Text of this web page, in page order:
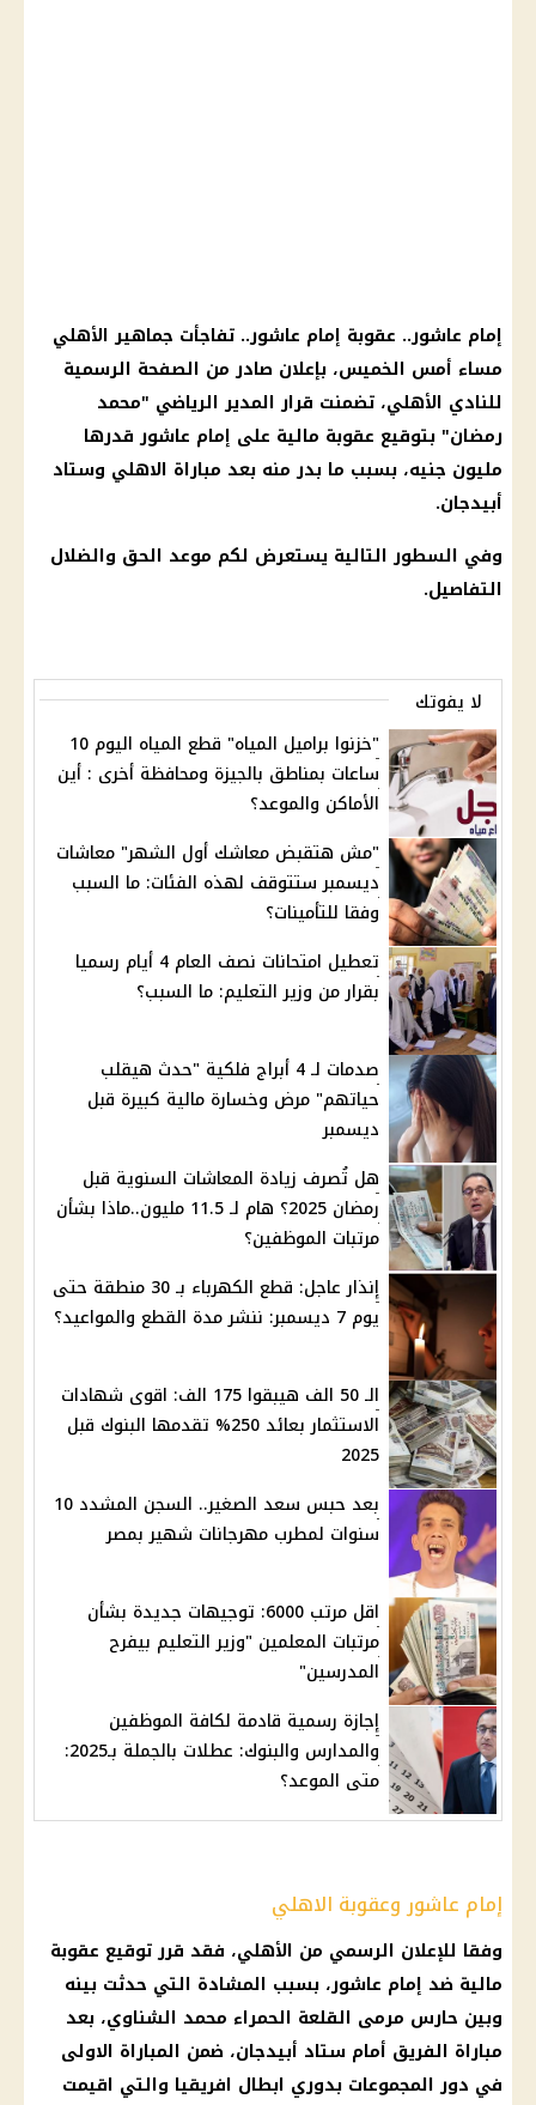
إمام عاشور.. عقوبة إمام عاشور.. تفاجأت جماهير الأهلي
مساء أمس الخميس، بإعلان صادر من الصفحة الرسمية
للنادي الأهلي، تضمنت قرار المدير الرياضي "محمد
رمضان" بتوقيع عقوبة مالية على إمام عاشور قدرها
مليون جنيه، بسبب ما بدر منه بعد مباراة الاهلي وستاد
أبيدجان.
وفي السطور التالية يستعرض لكم موعد الحق والضلال
التفاصيل.
لا يفوتك
"خزنوا براميل المياه" قطع المياه اليوم 10
ساعات بمناطق بالجيزة ومحافظة أخرى : أين
الأماكن والموعد؟
"مش هتقبض معاشك أول الشهر" معاشات
ديسمبر ستتوقف لهذه الفئات: ما السبب
وفقا للتأمينات؟
تعطيل امتحانات نصف العام 4 أيام رسميا
بقرار من وزير التعليم: ما السبب؟
صدمات لـ 4 أبراج فلكية "حدث هيقلب
حياتهم" مرض وخسارة مالية كبيرة قبل
ديسمبر
هل تُصرف زيادة المعاشات السنوية قبل
رمضان 2025؟ هام لـ 11.5 مليون..ماذا بشأن
مرتبات الموظفين؟
إنذار عاجل: قطع الكهرباء بـ 30 منطقة حتى
يوم 7 ديسمبر: ننشر مدة القطع والمواعيد؟
الـ 50 الف هيبقوا 175 الف: اقوى شهادات
الاستثمار بعائد 250% تقدمها البنوك قبل
2025
بعد حبس سعد الصغير.. السجن المشدد 10
سنوات لمطرب مهرجانات شهير بمصر
اقل مرتب 6000: توجيهات جديدة بشأن
مرتبات المعلمين "وزير التعليم بيفرح
المدرسين"
إجازة رسمية قادمة لكافة الموظفين
والمدارس والبنوك: عطلات بالجملة بـ2025:
متى الموعد؟
إمام عاشور وعقوبة الاهلي
وفقا للإعلان الرسمي من الأهلي، فقد قرر توقيع عقوبة
مالية ضد إمام عاشور، بسبب المشادة التي حدثت بينه
وبين حارس مرمى القلعة الحمراء محمد الشناوي، بعد
مباراة الفريق أمام ستاد أبيدجان، ضمن المباراة الاولى
في دور المجموعات بدوري ابطال افريقيا والتي اقيمت